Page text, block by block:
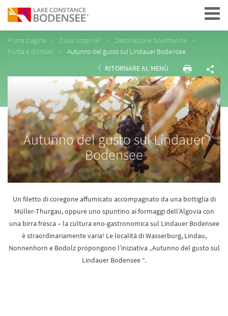
Navigation
Prima pagina Cosa scoprire?
Destinazione Gourmande
Frutta e distillati
Autunno del gusto sul Lindauer Bodensee
RITORNARE AL MENÙ
Autunno del gusto sul Lindauer
Bodensee
Un filetto di coregone affumicato accompagnato da una bottiglia di
Müller-Thurgau, oppure uno spuntino ai formaggi dell’Algovia con
una birra fresca – la cultura eno-gastronomica sul Lindauer Bodensee
è straordinariamente varia! Le località di Wasserburg, Lindau,
Nonnenhorn e Bodolz propongono l’iniziativa „Autunno del gusto sul
Lindauer Bodensee “.